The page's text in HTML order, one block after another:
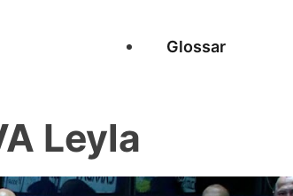
Glossar
Leyla